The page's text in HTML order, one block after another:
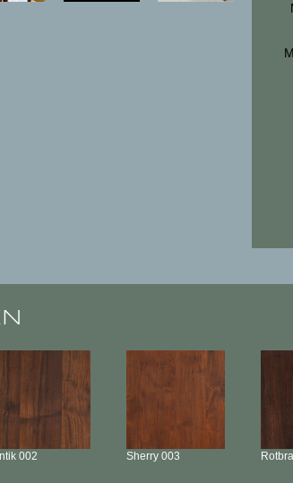
002 Sherry 003